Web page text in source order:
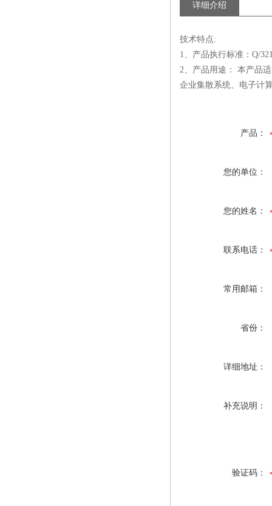
详细介绍
技术特点:
1、产品执行标准：Q/
2、产品用途： 本产品
企业集散系统、电子计
产品：
您的单位：
您的姓名：
联系电话：
常用邮箱：
省份：
详细地址：
补充说明：
验证码：